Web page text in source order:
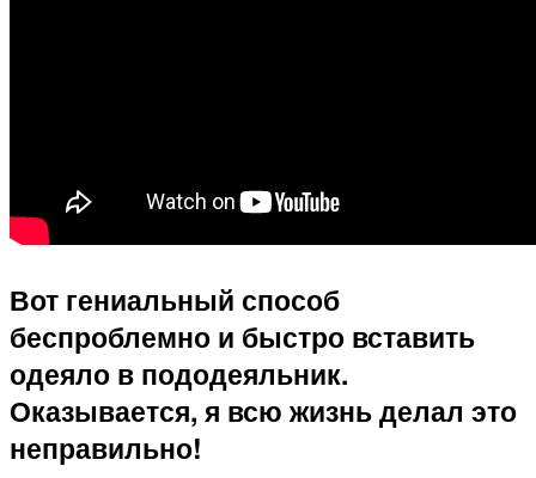
Вот гениальный способ
беспроблемно и быстро вставить
одеяло в пододеяльник.
Оказывается, я всю жизнь делал это
неправильно!